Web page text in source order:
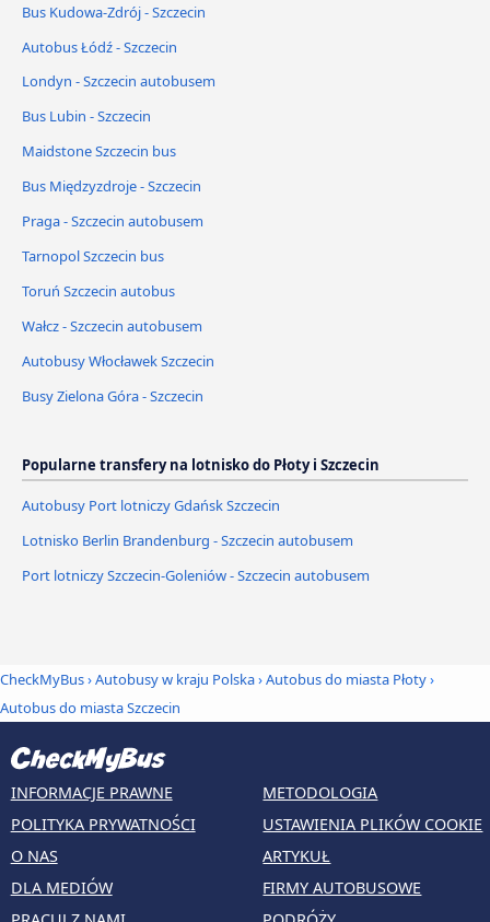
Bus Kudowa-Zdrój - Szczecin
Autobus Łódź - Szczecin
Londyn - Szczecin autobusem
Bus Lubin - Szczecin
Maidstone Szczecin bus
Bus Międzyzdroje - Szczecin
Praga - Szczecin autobusem
Tarnopol Szczecin bus
Toruń Szczecin autobus
Wałcz - Szczecin autobusem
Autobusy Włocławek Szczecin
Busy Zielona Góra - Szczecin
Popularne transfery na lotnisko do Płoty i Szczecin
Autobusy Port lotniczy Gdańsk Szczecin
Lotnisko Berlin Brandenburg - Szczecin autobusem
Port lotniczy Szczecin-Goleniów - Szczecin autobusem
CheckMyBus›Autobusy w kraju Polska›Autobus do miasta Płoty›
Autobus do miasta Szczecin
INFORMACJE PRAWNE
POLITYKA PRYWATNOŚCI
O NAS
DLA MEDIÓW
METODOLOGIA
USTAWIENIA PLIKÓW COOKIE
ARTYKUŁ
FIRMY AUTOBUSOWE